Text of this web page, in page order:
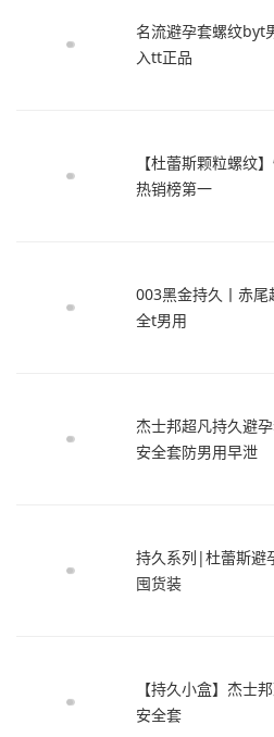
名流避孕套螺纹byt
入tt正品
【杜蕾斯颗粒螺纹
热销榜第一
003黑金持久丨赤
全t男用
杰士邦超凡持久避
安全套防男用早泄
持久系列|杜蕾斯避
囤货装
【持久小盒】杰士
安全套